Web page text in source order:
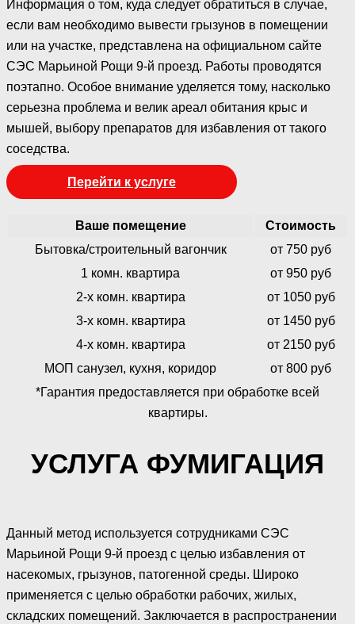
Информация о том, куда следует обратиться в случае,
если вам необходимо вывести грызунов в помещении
или на участке, представлена на официальном сайте
СЭС Марьиной Рощи 9-й проезд. Работы проводятся
поэтапно. Особое внимание уделяется тому, насколько
серьезна проблема и велик ареал обитания крыс и
мышей, выбору препаратов для избавления от такого
соседства.
Перейти к услуге
Ваше помещение
Стоимость
Бытовка/строительный вагончик
от 750 руб
1 комн. квартира
от 950 руб
2-х комн. квартира
от 1050 руб
3-х комн. квартира
от 1450 руб
4-х комн. квартира
от 2150 руб
МОП санузел, кухня, коридор
от 800 руб
*Гарантия предоставляется при обработке всей
квартиры.
УСЛУГА ФУМИГАЦИЯ
Данный метод используется сотрудниками СЭС
Марьиной Рощи 9-й проезд с целью избавления от
насекомых, грызунов, патогенной среды. Широко
применяется с целью обработки рабочих, жилых,
складских помещений. Заключается в распространении